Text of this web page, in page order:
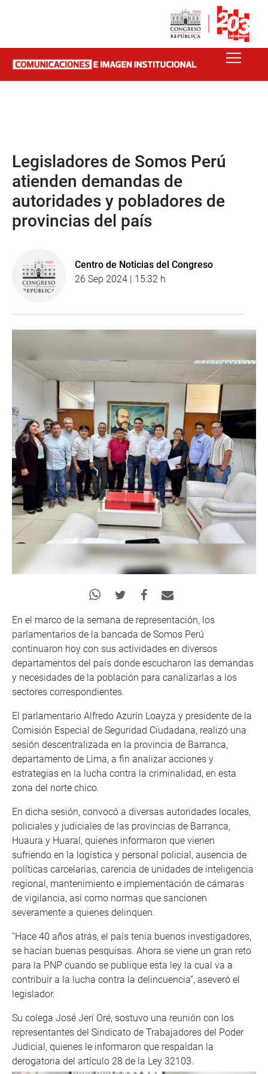
Legisladores de Somos Perú
atienden demandas de
autoridades y pobladores de
provincias del país
Centro de Noticias del Congreso
26 Sep 2024 | 15:32 h
En el marco de la semana de representación, los
parlamentarios de la bancada de Somos Perú
continuaron hoy con sus actividades en diversos
departamentos del país donde escucharon las demandas
y necesidades de la población para canalizarlas a los
sectores correspondientes.
El parlamentario Alfredo Azurín Loayza y presidente de la
Comisión Especial de Seguridad Ciudadana, realizó una
sesión descentralizada en la provincia de Barranca,
departamento de Lima, a fin analizar acciones y
estrategias en la lucha contra la criminalidad, en esta
zona del norte chico.
En dicha sesión, convocó a diversas autoridades locales,
policiales y judiciales de las provincias de Barranca,
Huaura y Huaral, quienes informaron que vienen
sufriendo en la logística y personal policial, ausencia de
políticas carcelarias, carencia de unidades de inteligencia
regional, mantenimiento e implementación de cámaras
de vigilancia, así como normas que sancionen
severamente a quienes delinquen.
“Hace 40 años atrás, el país tenía buenos investigadores,
se hacían buenas pesquisas. Ahora se viene un gran reto
para la PNP cuando se publique esta ley la cual va a
contribuir a la lucha contra la delincuencia”, aseveró el
legislador.
Su colega José Jerí Oré, sostuvo una reunión con los
representantes del Sindicato de Trabajadores del Poder
Judicial, quienes le informaron que respaldan la
derogatoria del artículo 28 de la Ley 32103.